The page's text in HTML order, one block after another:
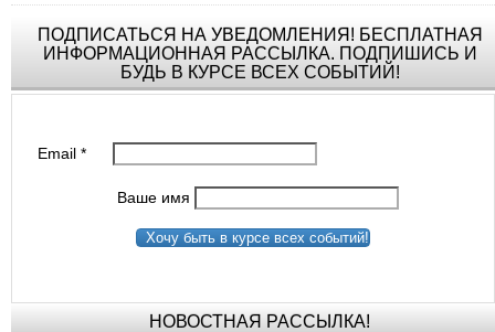
ПОДПИСАТЬСЯ НА УВЕДОМЛЕНИЯ! БЕСПЛАТНАЯ
ИНФОРМАЦИОННАЯ РАССЫЛКА. ПОДПИШИСЬ И
БУДЬ В КУРСЕ ВСЕХ СОБЫТИЙ!
Email*
Ваше имя
Хочу быть в курсе всех событий!
НОВОСТНАЯ РАССЫЛКА!